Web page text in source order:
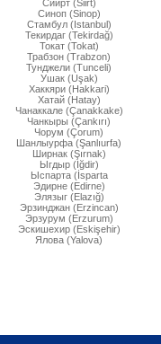
Сиирт (Siirt)
Синоп (Sinop)
Стамбул (Istanbul)
Текирдаг (Tekirdağ)
Токат (Tokat)
Трабзон (Trabzon)
Тунджели (Tunceli)
Ушак (Uşak)
Хаккяри (Hakkari)
Хатай (Hatay)
Чанаккале (Çanakkake)
Чанкыры (Çankırı)
Чорум (Çorum)
Шанлыурфа (Şanlıurfa)
Ширнак (Şırnak)
Ыгдыр (Iğdir)
Ыспарта (İsparta
Эдирне (Edirne)
Элязыг (Elazığ)
Эрзинджан (Erzincan)
Эрзурум (Erzurum)
Эскишехир (Eskişehir)
Ялова (Yalova)